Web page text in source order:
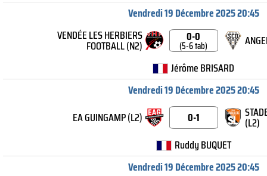
Vendredi 19 Décembre 2025 20:45
VENDÉE LES HERBIERS
FOOTBALL (N2)
0-0
(5-6 tab)
Jérôme BRISARD
Vendredi 19 Décembre 2025 20:45
EA GUINGAMP (L2)
0-1
(L2)
Ruddy BUQUET
Vendredi 19 Décembre 2025 20:45